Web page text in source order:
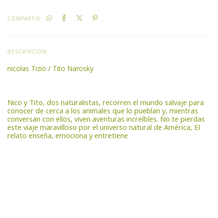
COMPARTIR
DESCRIPCIÓN
nicolas Tizio / Tito Narosky
Nico y Tito, dos naturalistas, recorren el mundo salvaje para
conocer de cerca a los animales que lo pueblan y, mientras
conversan con ellos, viven aventuras increíbles. No te pierdas
este viaje maravilloso por el universo natural de América, El
relato enseña, emociona y entretiene